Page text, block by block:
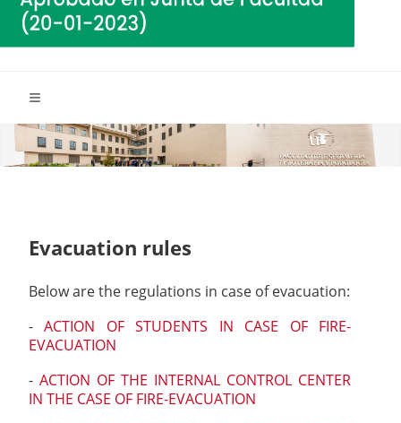
Evacuation rules
Below are the regulations in case of evacuation:
-ACTION OF STUDENTS IN CASE OF FIRE-
EVACUATION
- ACTION OF THE INTERNAL CONTROL CENTER
IN THE CASE OF FIRE-EVACUATION